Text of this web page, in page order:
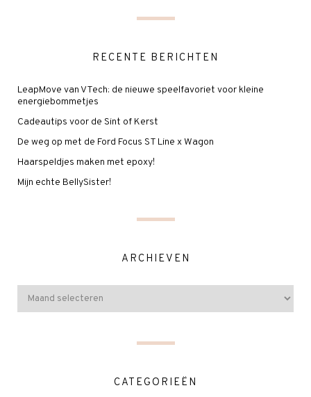
RECENTE BERICHTEN
LeapMove van VTech: de nieuwe speelfavoriet voor kleine
energiebommetjes
Cadeautips voor de Sint of Kerst
De weg op met de Ford Focus ST Line x Wagon
Haarspeldjes maken met epoxy!
Mijn echte BellySister!
ARCHIEVEN
CATEGORIEËN